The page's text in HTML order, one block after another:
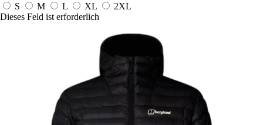
S M L XL
2XL
Dieses Feld ist erforderlich